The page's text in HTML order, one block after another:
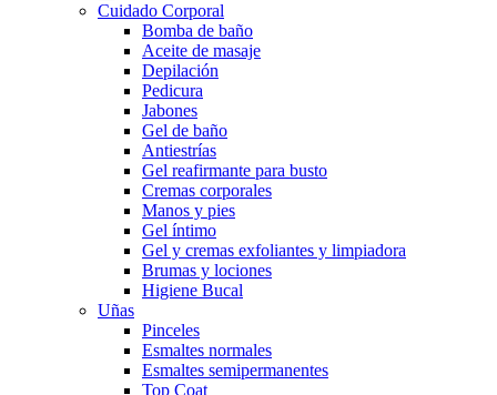
Cuidado Corporal
Bomba de baño
Aceite de masaje
Depilación
Pedicura
Jabones
Gel de baño
Antiestrías
Gel reafirmante para busto
Cremas corporales
Manos y pies
Gel íntimo
Gel y cremas exfoliantes y limpiadora
Brumas y lociones
Higiene Bucal
Uñas
Pinceles
Esmaltes normales
Esmaltes semipermanentes
Top Coat